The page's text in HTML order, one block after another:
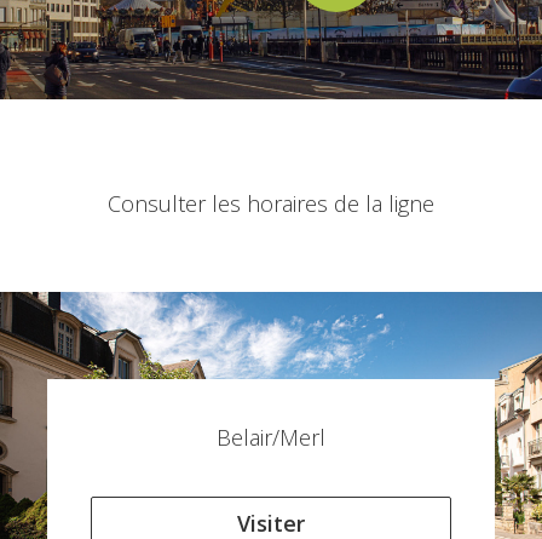
Consulter les horaires de la ligne
Belair/Merl
Visiter